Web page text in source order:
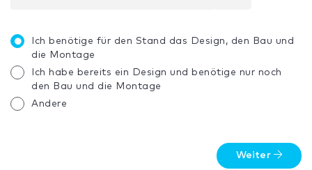
Ich benötige für den Stand das Design, den Bau und
die Montage
Ich habe bereits ein Design und benötige nur noch
den Bau und die Montage
Andere
Weiter